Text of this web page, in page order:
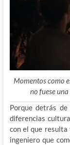
Momentos como
no fuese
Porque detrás
diferencias
con el que
ingeniero que